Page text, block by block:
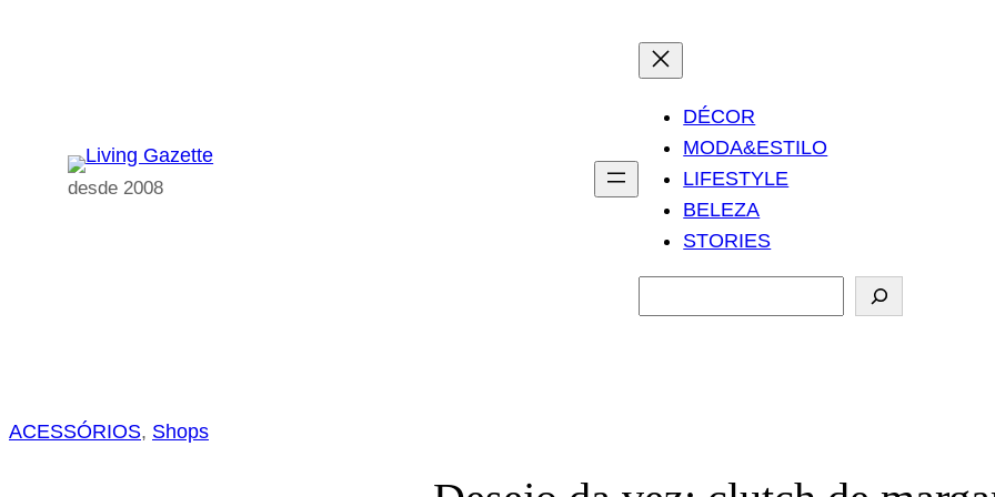
desde 2008
DÉCOR
MODA&ESTILO
LIFESTYLE
BELEZA
STORIES
e
ACESSÓRIOS, Shops